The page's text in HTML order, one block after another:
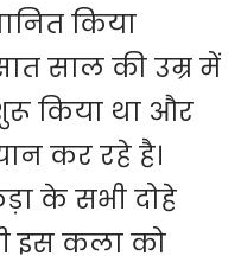
किया
साल की उम्र में
किया था और
कर रहे है।
के सभी दोहे
इस कला को